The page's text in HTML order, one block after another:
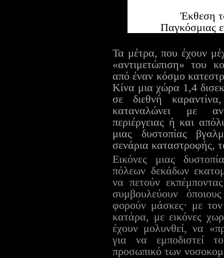
Έκθεση
Παγκόσμιας
Τα μέτρα, που έχουν
«αντιμετώπιση» του
από έναν κόσμο
Κίνα μια χώρα 1,4
σε διεθνή
καταναλώνει με
περιέργειας ή και
μιας δυστοπίας
σενάρια καταστροφής,
Εικόνες μιας
πόλεων δεκάδων
να πετούν
συμβουλεύουν
φορούν μάσκες· με
κατάρα, με εικόνες
έχουν μολυνθεί, να
για να εμποδιστεί
προσωπικό των